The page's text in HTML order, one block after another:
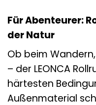
Für Abenteurer:
der Natur
Ob beim
– der LEONCA
härtesten
Außenmaterial